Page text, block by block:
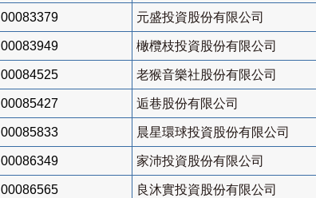
00083379 元盛投資股份有限公司
00083949 橄欖枝投資股份有限公司
00084525 老猴音樂社股份有限公司
00085427 逅巷股份有限公司
00085833 晨星環球投資股份有限公司
00086349 家沛投資股份有限公司
00086565 良沐實投資股份有限公司